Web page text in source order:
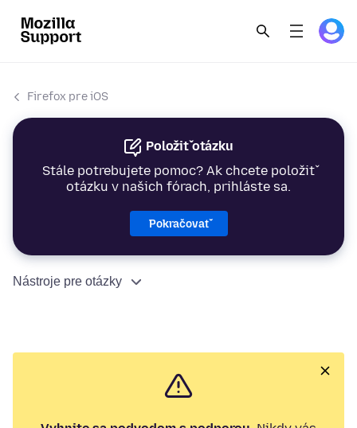
Firefox pre iOS
Položiť otázku
Stále potrebujete pomoc? Ak chcete položiť
otázku v našich fórach, prihláste sa.
Pokračovať
Nástroje pre otázky